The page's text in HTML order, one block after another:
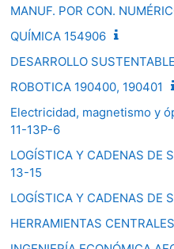
MANUF. POR CON.
QUÍMICA 154906
DESARROLLO
ROBOTICA 190400, 190401
Electricidad, magnetismo y
11-13P-6
LOGÍSTICA Y CADENAS DE
13-15
LOGÍSTICA Y CADENAS DE
HERRAMIENTAS